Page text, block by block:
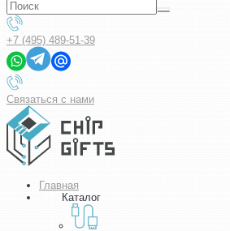
+7 (495) 489-51-39
Связаться с нами
Главная
Каталог